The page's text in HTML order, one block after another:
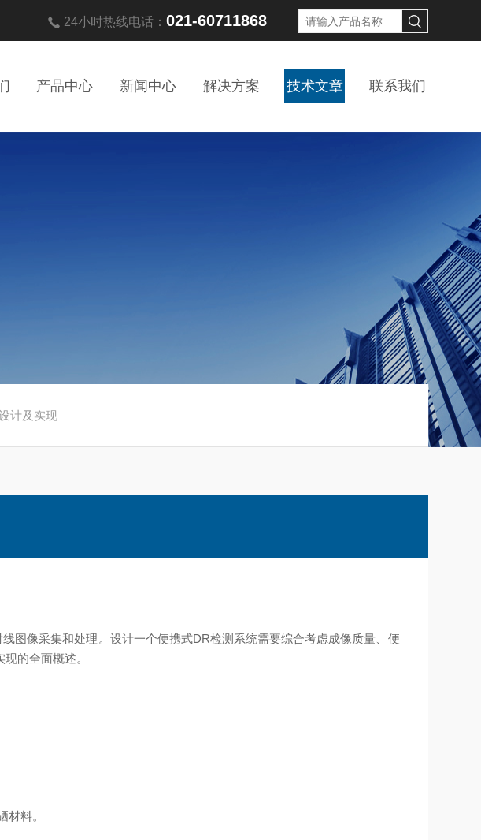
24小时热线电话： 021-60711868
产品中心 新闻中心 解决方案 技术文章 联系我们
计及实现
图像采集和处理。设计一个便携式DR检测系统需要综合考虑成像质量、便
现的全面概述。
材料。